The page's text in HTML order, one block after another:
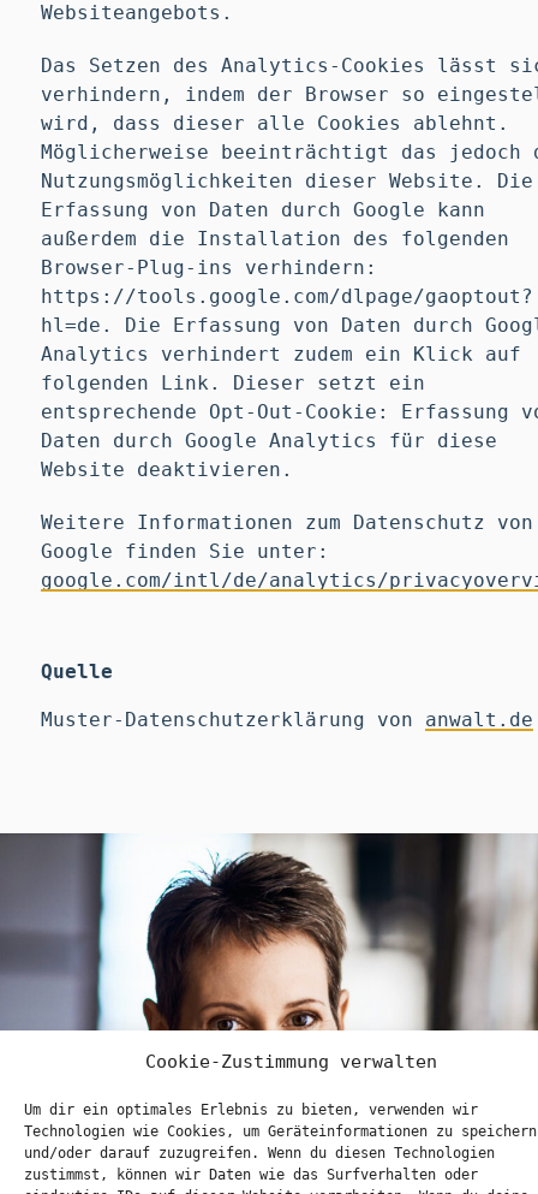
Cookie-Zustimmung verwalten
Um dir ein optimales Erlebnis zu bieten, verwenden wir
Technologien wie Cookies, um Geräteinformationen zu speichern
und/oder darauf zuzugreifen. Wenn du diesen Technologien
zustimmst, können wir Daten wie das Surfverhalten oder
Websiteangebots.
Das Setzen des Analytics-Cookies lässt
verhindern, indem der Browser so
wird, dass dieser alle Cookies ablehnt.
Möglicherweise beeinträchtigt das jedoch
Nutzungsmöglichkeiten dieser Website. Die
Erfassung von Daten durch Google kann
außerdem die Installation des folgenden
Browser-Plug-ins verhindern:
https://tools.google.com/dlpage/gaoptout?
hl=de. Die Erfassung von Daten durch
Analytics verhindert zudem ein Klick auf
folgenden Link. Dieser setzt ein
entsprechende Opt-Out-Cookie: Erfassung
Daten durch Google Analytics für diese
Website deaktivieren.
Weitere Informationen zum Datenschutz von
Google finden Sie unter:
google.com/intl/de/analytics/
Quelle
Muster-Datenschutzerklärung von anwalt.de